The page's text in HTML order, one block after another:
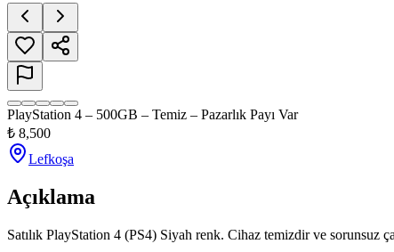
PlayStation 4 – 500GB – Temiz – Pazarlık Payı Var
₺ 8,500
Lefkoşa
Açıklama
Satılık PlayStation 4 (PS4) Siyah renk. Cihaz temizdir ve sorunsuz